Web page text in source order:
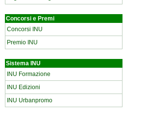
Concorsi e Premi
Concorsi INU
Premio INU
Sistema INU
INU Formazione
INU Edizioni
INU Urbanpromo